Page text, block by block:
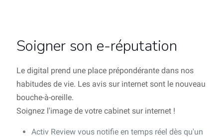
Soigner son e-réputation
Le digital prend une place prépondérante dans nos
habitudes de vie. Les avis sur internet sont le nouveau
bouche-à-oreille.
Soignez l'image de votre cabinet sur internet !
Activ Review vous notifie en temps réel dès qu'un